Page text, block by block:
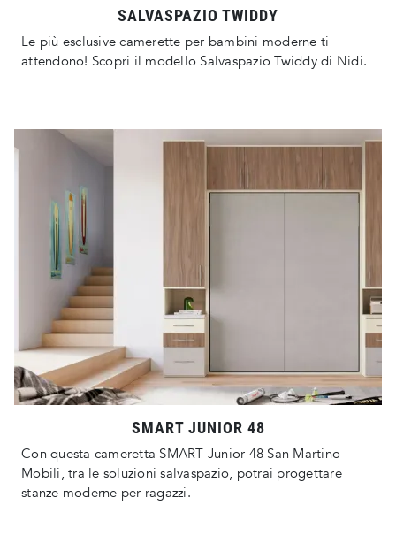
SALVASPAZIO TWIDDY
Le più esclusive camerette per bambini moderne ti
attendono! Scopri il modello Salvaspazio Twiddy di Nidi.
SMART JUNIOR 48
Con questa cameretta SMART Junior 48 San Martino
Mobili, tra le soluzioni salvaspazio, potrai progettare
stanze moderne per ragazzi.